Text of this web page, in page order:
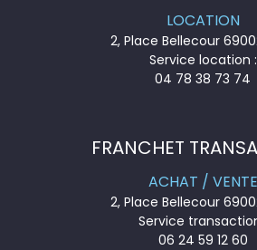
LOCATION
2, Place Bellecour
Service location :
04 78 38 73 74
FRANCHET
ACHAT / VENTE
2, Place Bellecour
Service
06 24 59 12 60